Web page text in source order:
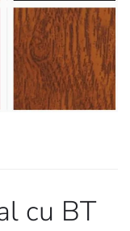
cu BT